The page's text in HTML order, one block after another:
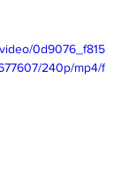
0d9076_f815
240p/mp4/f